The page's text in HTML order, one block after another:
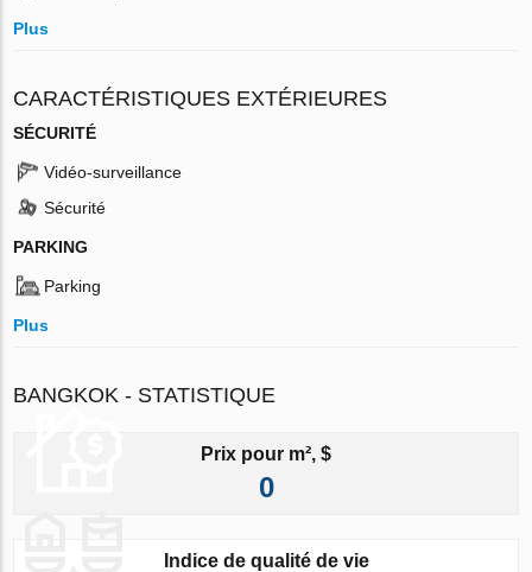
Plus
CARACTÉRISTIQUES EXTÉRIEURES
SÉCURITÉ
Vidéo-surveillance
Sécurité
PARKING
Parking
Plus
BANGKOK - STATISTIQUE
Prix pour m², $
0
Indice de qualité de vie